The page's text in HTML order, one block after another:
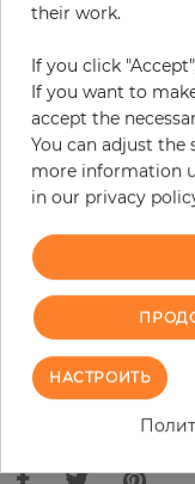
57,90 €
19% НДС включительно +
Цена за м² - 11,08 €
Do you need glue?
−
В связи с различными
характеристиками
иллюстрации могут
their work.
If you click
If you want to
accept the
You can adjust the
more information
in our privacy
НАСТРОИТЬ